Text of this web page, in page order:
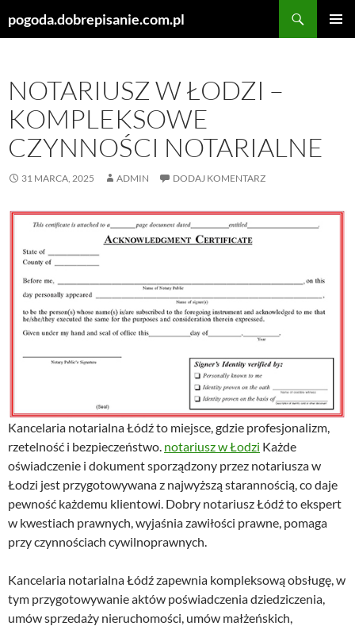
pogoda.dobrepisanie.com.pl
NOTARIUSZ W ŁODZI –
KOMPLEKSOWE
CZYNNOŚCI NOTARIALNE
31 MARCA, 2025 ADMIN DODAJ KOMENTARZ
Kancelaria notarialna Łódź to miejsce, gdzie profesjonalizm,
rzetelność i bezpieczeństwo. notariusz w Łodzi Każde
oświadczenie i dokument sporządzony przez notariusza w
Łodzi jest przygotowywana z najwyższą starannością, co daje
pewność każdemu klientowi. Dobry notariusz Łódź to ekspert
w kwestiach prawnych, wyjaśnia zawiłości prawne, pomaga
przy czynnościach cywilnoprawnych.
Kancelaria notarialna Łódź zapewnia kompleksową obsługę, w
tym przygotowywanie aktów poświadczenia dziedziczenia,
umów sprzedaży nieruchomości, umów małżeńskich,